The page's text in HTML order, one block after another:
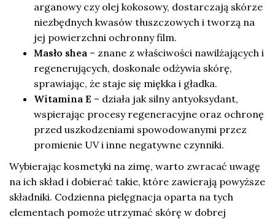
arganowy czy olej kokosowy, dostarczają skórze
niezbędnych kwasów tłuszczowych i tworzą na
jej powierzchni ochronny film.
Masło shea – znane z właściwości nawilżających i
regenerujących, doskonale odżywia skórę,
sprawiając, że staje się miękka i gładka.
Witamina E – działa jak silny antyoksydant,
wspierając procesy regeneracyjne oraz ochronę
przed uszkodzeniami spowodowanymi przez
promienie UV i inne negatywne czynniki.
Wybierając kosmetyki na zimę, warto zwracać uwagę
na ich skład i dobierać takie, które zawierają powyższe
składniki. Codzienna pielęgnacja oparta na tych
elementach pomoże utrzymać skórę w dobrej